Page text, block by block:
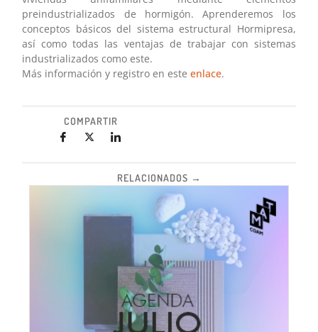
preindustrializados de hormigón. Aprenderemos los
conceptos básicos del sistema estructural Hormipresa,
así como todas las ventajas de trabajar con sistemas
industrializados como este.
Más información y registro en esteenlace.
COMPARTIR
RELACIONADOS →